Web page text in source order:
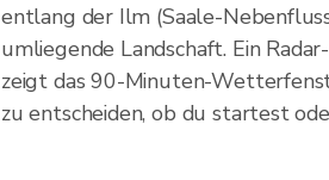
entlang der Ilm (Saale-
umliegende Landschaft. Ein
zeigt das 90-Minuten-
zu entscheiden, ob du startest